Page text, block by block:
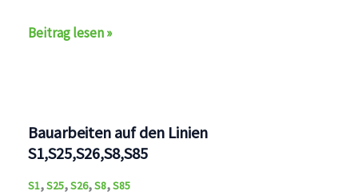
Bauarbeiten
Beitrag lesen »
Bauarbeiten auf den Linien
S1,S25,S26,S8,S85
S1,S25,S26,S8,S85